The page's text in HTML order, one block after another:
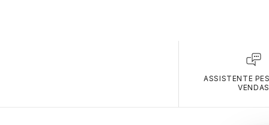
ASSISTENTE
VENDAS